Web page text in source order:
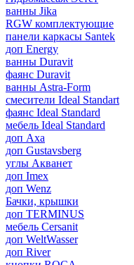
ванны Jika
RGW комплектующие
панели каркасы Santek
доп Energy
ванны Duravit
фаянс Duravit
ванны Astra-Form
смесители Ideal Standart
фаянс Ideal Standard
мебель Ideal Standard
доп Axa
доп Gustavsberg
углы Акванет
доп Imex
доп Wenz
Бачки, крышки
доп TERMINUS
мебель Cersanit
доп WeltWasser
доп River